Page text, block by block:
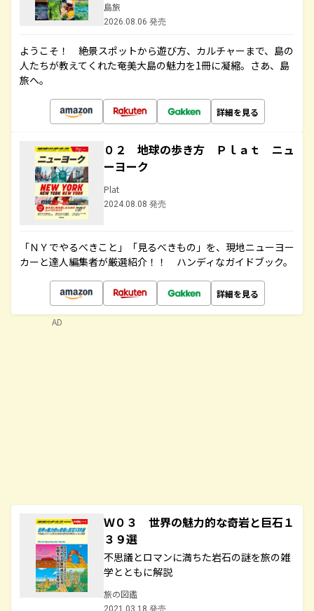
島旅
2026.08.06 発売
ようこそ！ 絶景スポットから遊び方、カルチャーまで、島の
人たちが教えてくれた奄美大島の魅力を1冊に凝縮。さあ、島
旅へ。
詳細を見る
０２ 地球の歩き方 Ｐｌａｔ ニュ
ーヨーク
Plat
2024.08.08 発売
「ＮＹでやるべきこと」「見るべきもの」を、現地ニューヨー
カーと達人編集者が厳選紹介！！ ハンディなガイドブック。
詳細を見る
Ｗ０３ 世界の魅力的な奇岩と巨石１
３９選
不思議とロマンに満ちた岩石の謎を旅の雑
学とともに解説
旅の図鑑
2021.03.18 発売
AD